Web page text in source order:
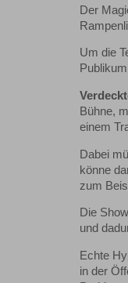
Der
Um die
Bühne,
einem
Dabei
könne
zum
Die
und
Echte
in der